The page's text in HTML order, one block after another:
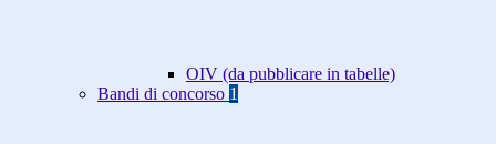
OIV (da pubblicare in tabelle)
Bandi di concorso 1